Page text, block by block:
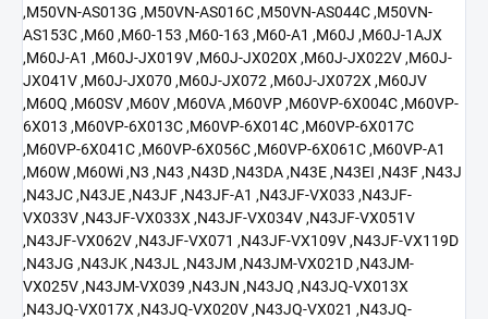
,M50VN-AS013G ,M50VN-AS016C ,M50VN-AS044C ,M50VN-
AS153C ,M60 ,M60-153 ,M60-163 ,M60-A1 ,M60J ,M60J-1AJX
,M60J-A1 ,M60J-JX019V ,M60J-JX020X ,M60J-JX022V ,M60J-
JX041V ,M60J-JX070 ,M60J-JX072 ,M60J-JX072X ,M60JV
,M60Q ,M60SV ,M60V ,M60VA ,M60VP ,M60VP-6X004C ,M60VP-
6X013 ,M60VP-6X013C ,M60VP-6X014C ,M60VP-6X017C
,M60VP-6X041C ,M60VP-6X056C ,M60VP-6X061C ,M60VP-A1
,M60W ,M60Wi ,N3 ,N43 ,N43D ,N43DA ,N43E ,N43EI ,N43F ,N43J
,N43JC ,N43JE ,N43JF ,N43JF-A1 ,N43JF-VX033 ,N43JF-
VX033V ,N43JF-VX033X ,N43JF-VX034V ,N43JF-VX051V
,N43JF-VX062V ,N43JF-VX071 ,N43JF-VX109V ,N43JF-VX119D
,N43JG ,N43JK ,N43JL ,N43JM ,N43JM-VX021D ,N43JM-
VX025V ,N43JM-VX039 ,N43JN ,N43JQ ,N43JQ-VX013X
,N43JQ-VX017X ,N43JQ-VX020V ,N43JQ-VX021 ,N43JQ-